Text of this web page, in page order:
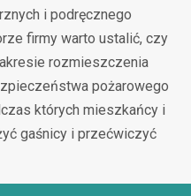
i podręcznego
firmy warto ustalić, czy
rozmieszczenia
pożarowego
których mieszkańcy i
gaśnicy i przećwiczyć